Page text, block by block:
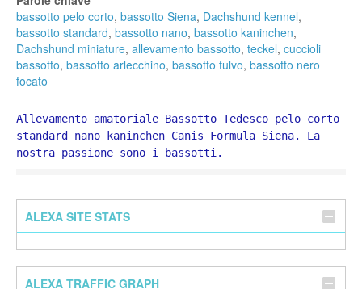
bassotto pelo corto, bassotto Siena, Dachshund kennel,
bassotto standard, bassotto nano, bassotto kaninchen,
Dachshund miniature, allevamento bassotto, teckel, cuccioli
bassotto, bassotto arlecchino, bassotto fulvo, bassotto nero
focato
Allevamento amatoriale Bassotto Tedesco pelo corto
standard nano kaninchen Canis Formula Siena. La
nostra passione sono i bassotti.
ALEXA SITE STATS
ALEXA TRAFFIC GRAPH